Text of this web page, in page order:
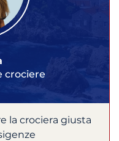
crociere
la crociera giusta